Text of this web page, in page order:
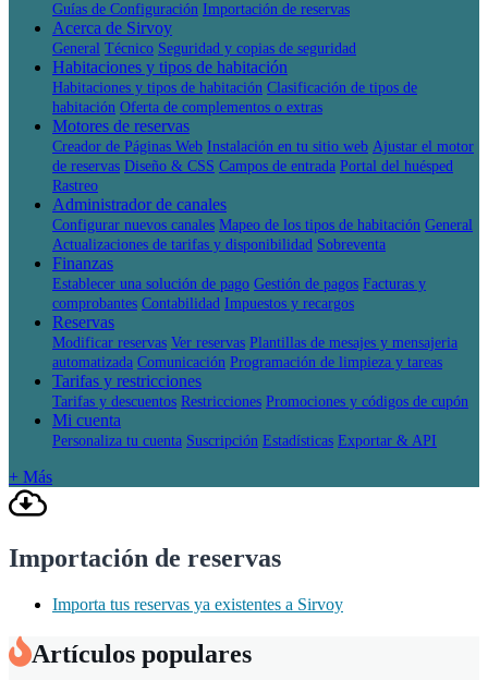
Guías de Configuración Importación de reservas
Acerca de Sirvoy
General Técnico Seguridad y copias de seguridad
Habitaciones y tipos de habitación
Habitaciones y tipos de habitación Clasificación de tipos de
habitación Oferta de complementos o extras
Motores de reservas
Creador de Páginas Web Instalación en tu sitio web Ajustar el motor
de reservas Diseño & CSS Campos de entrada Portal del huésped
Rastreo
Administrador de canales
Configurar nuevos canales Mapeo de los tipos de habitación General
Actualizaciones de tarifas y disponibilidad Sobreventa
Finanzas
Establecer una solución de pago Gestión de pagos Facturas y
comprobantes Contabilidad Impuestos y recargos
Reservas
Modificar reservas Ver reservas Plantillas de mesajes y mensajeria
automatizada Comunicación Programación de limpieza y tareas
Tarifas y restricciones
Tarifas y descuentos Restricciones Promociones y códigos de cupón
Mi cuenta
Personaliza tu cuenta Suscripción Estadísticas Exportar & API
+ Más
Importación de reservas
Importa tus reservas ya existentes a Sirvoy
Artículos populares